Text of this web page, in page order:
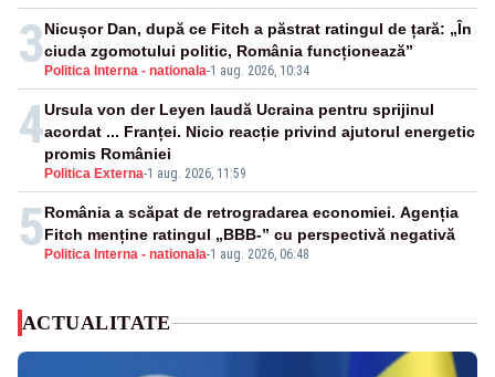
3 Politica Interna - nationala-1 aug. 2026, 10:34
Nicușor Dan, după ce Fitch a păstrat ratingul de țară: „În
ciuda zgomotului politic, România funcționează”
4
Politica Externa-1 aug. 2026, 11:59
Ursula von der Leyen laudă Ucraina pentru sprijinul
acordat ... Franței. Nicio reacție privind ajutorul energetic
promis României
5 Politica Interna - nationala-1 aug. 2026, 06:48
România a scăpat de retrogradarea economiei. Agenția
Fitch menține ratingul „BBB-” cu perspectivă negativă
ACTUALITATE